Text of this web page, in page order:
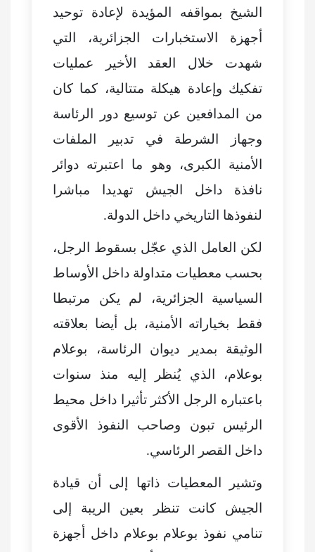
الشيخ بمواقفه المؤيدة لإعادة توحيد
أجهزة الاستخبارات الجزائرية، التي
شهدت خلال العقد الأخير عمليات
تفكيك وإعادة هيكلة متتالية، كما كان
من المدافعين عن توسيع دور الرئاسة
وجهاز الشرطة في تدبير الملفات
الأمنية الكبرى، وهو ما اعتبرته دوائر
نافذة داخل الجيش تهديدا مباشرا
لنفوذها التاريخي داخل الدولة.
لكن العامل الذي عجّل بسقوط الرجل،
بحسب معطيات متداولة داخل الأوساط
السياسية الجزائرية، لم يكن مرتبطا
فقط بخياراته الأمنية، بل أيضا بعلاقته
الوثيقة بمدير ديوان الرئاسة، بوعلام
بوعلام، الذي يُنظر إليه منذ سنوات
باعتباره الرجل الأكثر تأثيرا داخل محيط
الرئيس تبون وصاحب النفوذ الأقوى
داخل القصر الرئاسي.
وتشير المعطيات ذاتها إلى أن قيادة
الجيش كانت تنظر بعين الريبة إلى
تنامي نفوذ بوعلام بوعلام داخل أجهزة